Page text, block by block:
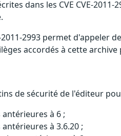
dans les CVE CVE-
2011-2993 permet d'appeler
accordés à cette archive
de sécurité de l'éditeur
à 6 ;
à 3.6.20 ;